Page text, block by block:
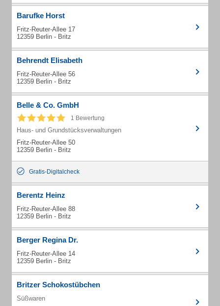
Barufke Horst
Fritz-Reuter-Allee 17
12359 Berlin - Britz
Behrendt Elisabeth
Fritz-Reuter-Allee 56
12359 Berlin - Britz
Belle & Co. GmbH
1 Bewertung
Haus- und Grundstücksverwaltungen
Fritz-Reuter-Allee 50
12359 Berlin - Britz
Gratis-Digitalcheck
Berentz Heinz
Fritz-Reuter-Allee 88
12359 Berlin - Britz
Berger Regina Dr.
Fritz-Reuter-Allee 14
12359 Berlin - Britz
Britzer Schokostübchen
Süßwaren